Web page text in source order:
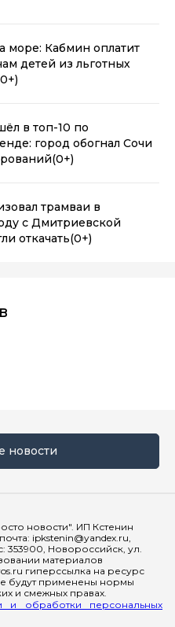
море: Кабмин оплатит
детей из льготных
в топ-10 по
город обогнал Сочи
(0+)
трамваи в
с Дмитриевской
откачать(0+)
новости
новости". ИП Кстенин
ipkstenin@yandex.ru,
353900, Новороссийск, ул.
материалов
гиперссылка на ресурс
будут применены нормы
и смежных правах.
и обработки персональных